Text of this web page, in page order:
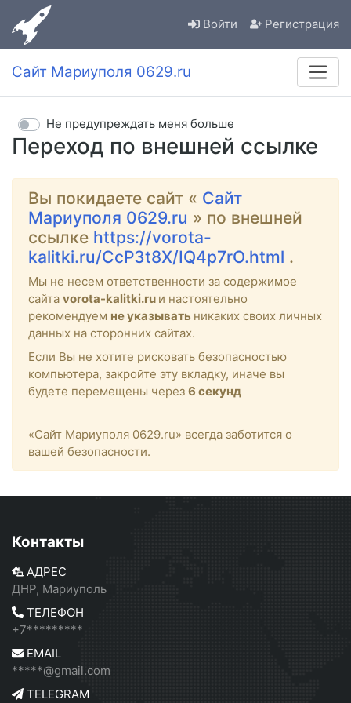
Войти Регистрация
Сайт Мариуполя 0629.ru
Переход по внешней ссылке
Не предупреждать меня больше
Вы покидаете сайт « Сайт
Мариуполя 0629.ru » по внешней
ссылке https://vorota-
kalitki.ru/CcP3t8X/IQ4p7rO.html .
Мы не несем ответственности за содержимое
сайта vorota-kalitki.ru и настоятельно
рекомендуем не указывать никаких своих личных
данных на сторонних сайтах.
Если Вы не хотите рисковать безопасностью
компьютера, закройте эту вкладку, иначе вы
будете перемещены через 6 секунд
«Сайт Мариуполя 0629.ru» всегда заботится о
вашей безопасности.
Контакты
АДРЕС
ДНР, Мариуполь
ТЕЛЕФОН
+7*********
EMAIL
*****@gmail.com
TELEGRAM